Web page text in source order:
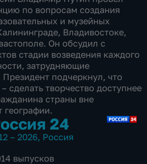
по вопросам создания
и музейных
Владивостоке,
Он обсудил с
стадии возведения каждого
затрудняющие
Президент подчеркнул, что
сделать творчество доступнее
страны вне
географии.
24
– 2026, Россия
выпусков